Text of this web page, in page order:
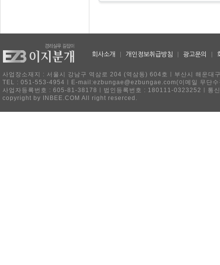
회사소개 개인정보취급방침 광고문의
사업장소재지 : 서울시 강남구 역삼로 204 (역삼동) 604호ㅣ부산시 해운
TEL : 051-553-4954ㅣE-mail:ezbungae@ezbungae.com(이메일 무단수
사업자등록번호 : 605-81-38178ㅣ법인등록번호 : 180111-0323252ㅣ통
copyright by INBEE.COM All right reserced.